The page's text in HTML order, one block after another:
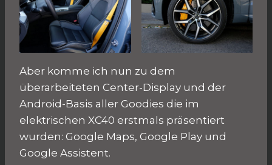
Aber komme ich nun zu dem
überarbeiteten Center-Display und der
Android-Basis aller Goodies die im
elektrischen XC40 erstmals präsentiert
wurden: Google Maps, Google Play und
Google Assistent.